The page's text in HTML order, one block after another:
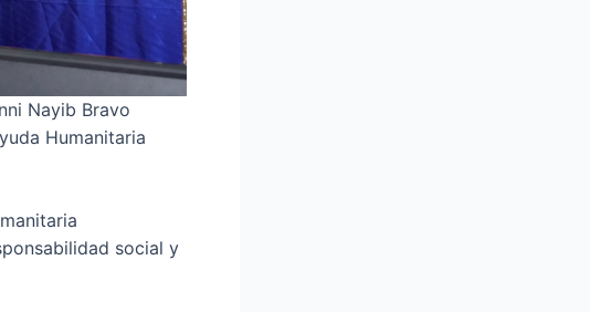
Nayib Bravo
Humanitaria
social y